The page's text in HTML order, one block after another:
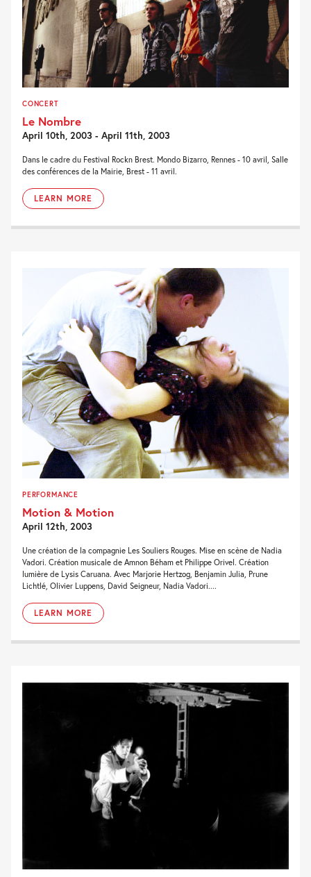
CONCERT
Le Nombre
April 10th, 2003 - April 11th, 2003
Dans le cadre du Festival Rockn Brest. Mondo Bizarro, Rennes - 10 avril, Salle
des conférences de la Mairie, Brest - 11 avril.
LEARN MORE
PERFORMANCE
Motion & Motion
April 12th, 2003
Une création de la compagnie Les Souliers Rouges. Mise en scène de Nadia
Vadori. Création musicale de Amnon Béham et Philippe Orivel. Création
lumière de Lysis Caruana. Avec Marjorie Hertzog, Benjamin Julia, Prune
Lichtlé, Olivier Luppens, David Seigneur, Nadia Vadori....
LEARN MORE